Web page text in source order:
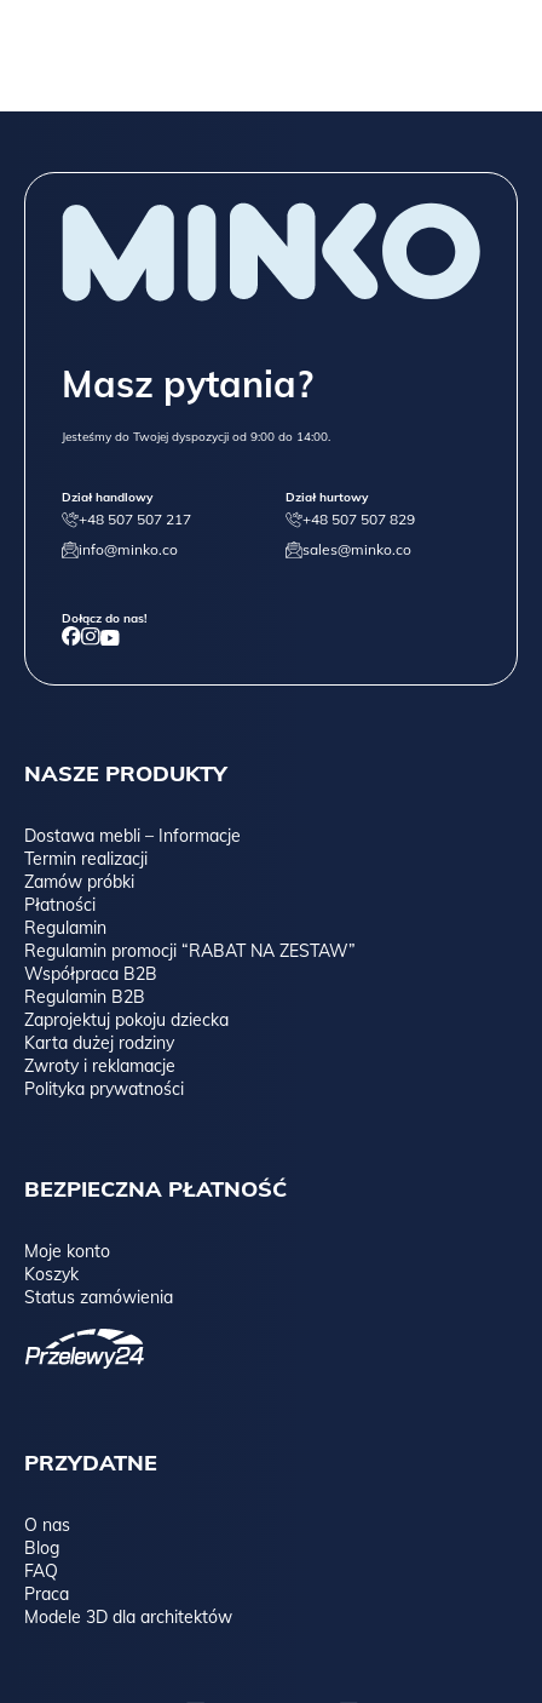
NASZE PRODUKTY
Dostawa mebli – Informacje
Termin realizacji
Zamów próbki
Płatności
Regulamin
Regulamin promocji “RABAT NA ZESTAW”
Współpraca B2B
Regulamin B2B
Zaprojektuj pokoju dziecka
Karta dużej rodziny
Zwroty i reklamacje
Polityka prywatności
BEZPIECZNA PŁATNOŚĆ
Moje konto
Koszyk
Status zamówienia
PRZYDATNE
O nas
Blog
FAQ
Praca
Modele 3D dla architektów
Masz pytania?
Jesteśmy do Twojej dyspozycji od 9:00 do 14:00.
Dział handlowy
+48 507 507 217
info@minko.co
Dział hurtowy
+48 507 507 829
sales@minko.co
Dołącz do nas!